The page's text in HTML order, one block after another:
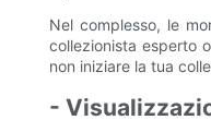
Nel complesso, le
collezionista esperto
non iniziare la tua
-